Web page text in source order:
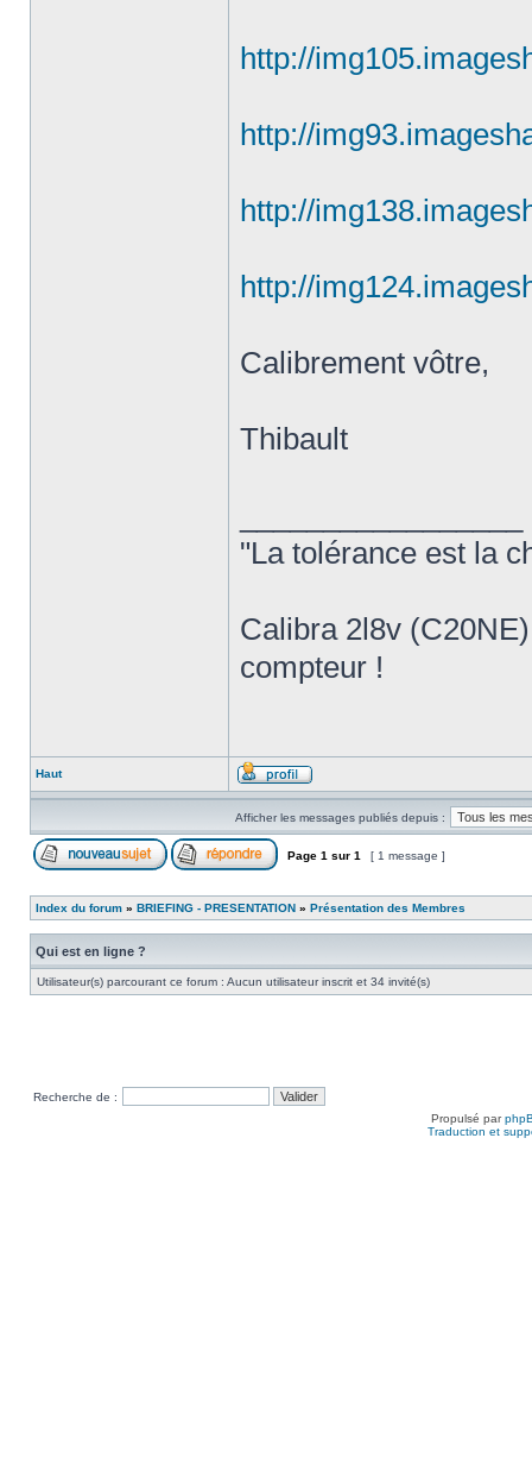
http://
http://
http://
http://
Calibrement vôtre,
Thibault
"La tolérance est la
Calibra 2l8v
compteur !
Haut
Afficher les messages publiés depuis :
Page 1 sur 1 [ 1 message ]
Index du forum » BRIEFING - PRESENTATION » Présentation des Membres
Qui est en ligne ?
Utilisateur(s) parcourant ce forum : Aucun utilisateur inscrit et 34 invité(s)
Recherche de :
Propulsé par
Traduction et